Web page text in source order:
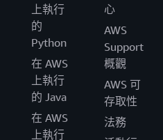
上執行
的
Python
在 AWS
上執行
的 Java
在 AWS
上執行
心
AWS
Support
概觀
AWS 可
存取性
法務